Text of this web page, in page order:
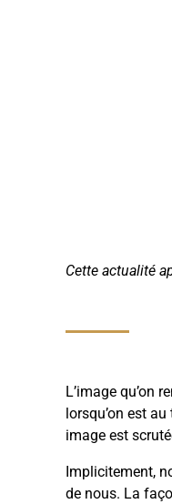
Cette actualité
L’image qu’on
lorsqu’on est
image est
Implicitement,
de nous. La